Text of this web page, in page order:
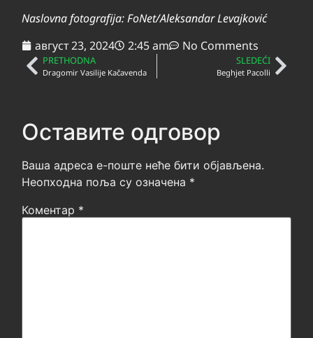
Naslovna fotografija: FoNet/Aleksandar Levajković
август 23, 2024
2:45 am No Comments
PRETHODNA
Dragomir Vasilije Kačavenda
SLEDEĆI
Beghjet Pacolli
Оставите одговор
Ваша адреса е-поште неће бити објављена.
Неопходна поља су означена *
Коментар *